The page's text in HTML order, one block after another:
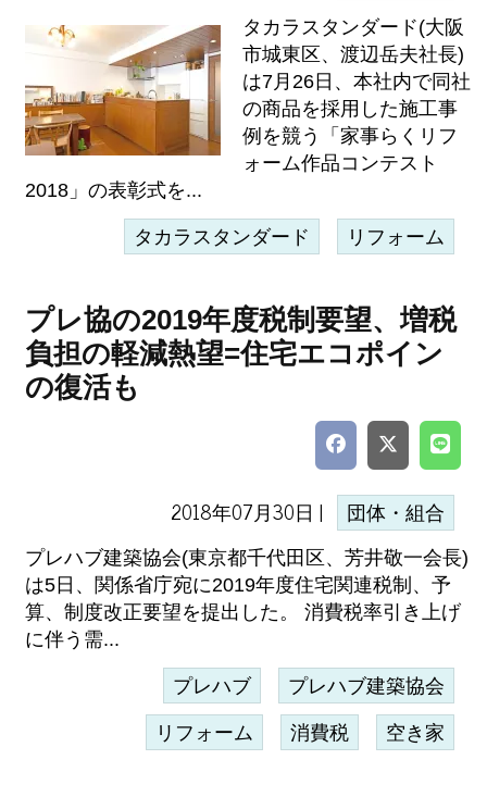
タカラスタンダード(大阪
市城東区、渡辺岳夫社長)
は7月26日、本社内で同社
の商品を採用した施工事
例を競う「家事らくリフ
ォーム作品コンテスト
2018」の表彰式を...
タカラスタンダード リフォーム
プレ協の2019年度税制要望、増税
負担の軽減熱望=住宅エコポイン
の復活も
2018年07月30日 | 団体・組合
プレハブ建築協会(東京都千代田区、芳井敬一会長)
は5日、関係省庁宛に2019年度住宅関連税制、予
算、制度改正要望を提出した。 消費税率引き上げ
に伴う需...
プレハブ プレハブ建築協会
リフォーム 消費税 空き家